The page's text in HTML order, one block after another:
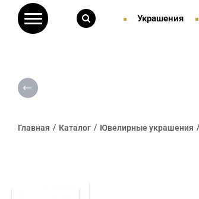
Украшения
Главная Каталог Ювелирные украшения